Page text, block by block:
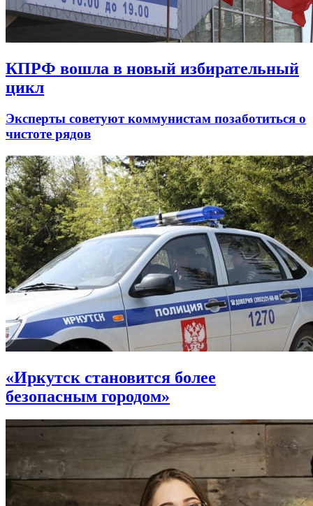
КПРФ вошла в новый избирательный
цикл
Эксперты советуют коммунистам позаботиться о
чистоте рядов
«Иркутск становится более
безопасным городом»